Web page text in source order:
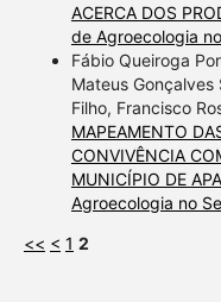
ACERCA DOS
de Agroecologia
Fábio Queiroga
Mateus Gonçalves
Filho, Francisco
MAPEAMENTO
CONVIVÊNCIA
MUNICÍPIO DE
Agroecologia no
<< < 1 2